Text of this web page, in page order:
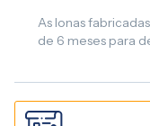
As lonas
de 6 meses para